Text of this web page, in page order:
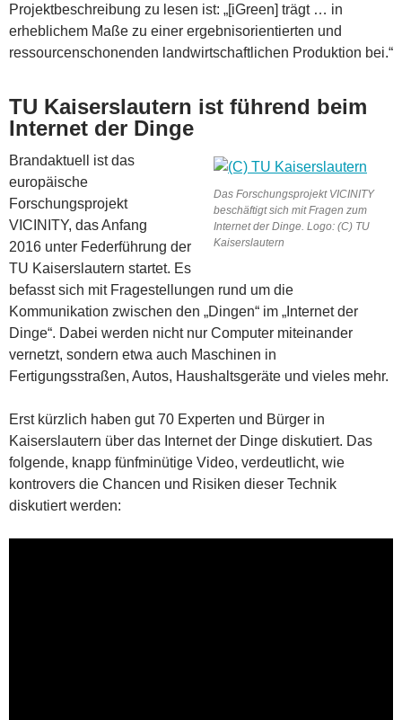
Projektbeschreibung zu lesen ist: „[iGreen] trägt … in
erheblichem Maße zu einer ergebnisorientierten und
ressourcenschonenden landwirtschaftlichen Produktion bei.“
TU Kaiserslautern ist führend beim
Internet der Dinge
Das Forschungsprojekt VICINITY
beschäftigt sich mit Fragen zum
Internet der Dinge. Logo: (C) TU
Kaiserslautern
Brandaktuell ist das
europäische
Forschungsprojekt
VICINITY, das Anfang
2016 unter Federführung der
TU Kaiserslautern startet. Es
befasst sich mit Fragestellungen rund um die
Kommunikation zwischen den „Dingen“ im „Internet der
Dinge“. Dabei werden nicht nur Computer miteinander
vernetzt, sondern etwa auch Maschinen in
Fertigungsstraßen, Autos, Haushaltsgeräte und vieles mehr.
Erst kürzlich haben gut 70 Experten und Bürger in
Kaiserslautern über das Internet der Dinge diskutiert. Das
folgende, knapp fünfminütige Video, verdeutlicht, wie
kontrovers die Chancen und Risiken dieser Technik
diskutiert werden: